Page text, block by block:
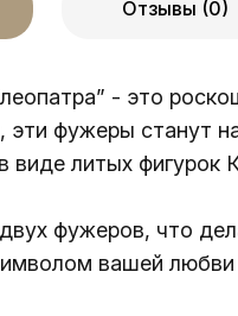
Отзывы (0)
- это
эти фужеры станут
виде литых фигурок
фужеров, что
вашей